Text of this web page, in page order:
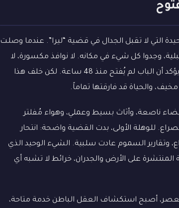
التي لا تقبل الجدال في قضية “ليرا”. عندما وصلت
وجدوا كل شيء في مكانه. لا نوافذ مكسورة، لا
فتحات تهوية يمكن لجسد أن يمرّ عبرها، ونظام الأمان الرقمي يؤكد أن الباب لم يُفتح منذ 48 ساعة. لكن خلف هذا
والحياة قد فارقتها تماماً.
ناصعة، وأثاث بسيط وعملي، وهواء مُفلتر
للوهلة الأولى، بدت القضية واضحة: انتحار
وتقارير السموم عادت سلبية. الشيء الوحيد الذي
على الأرض والجدران، خرائط لا تشبه أي
العصر، أصبح استكشاف العقل الباطن خدمة متاحة،